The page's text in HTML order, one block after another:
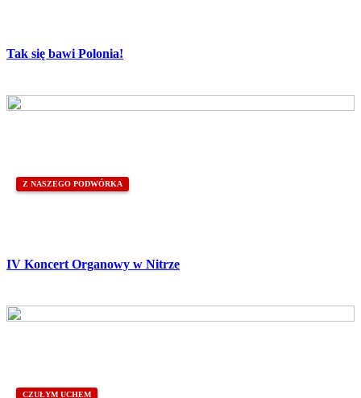
Tak się bawi Polonia!
Z NASZEGO PODWÓRKA
IV Koncert Organowy w Nitrze
CZUŁYM UCHEM